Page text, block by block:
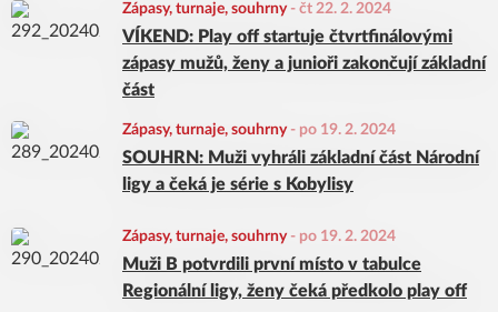
Zápasy, turnaje, souhrny - čt 22. 2. 2024
VÍKEND: Play off startuje čtvrtfinálovými
zápasy mužů, ženy a junioři zakončují základní
část
Zápasy, turnaje, souhrny - po 19. 2. 2024
SOUHRN: Muži vyhráli základní část Národní
ligy a čeká je série s Kobylisy
Zápasy, turnaje, souhrny - po 19. 2. 2024
Muži B potvrdili první místo v tabulce
Regionální ligy, ženy čeká předkolo play off